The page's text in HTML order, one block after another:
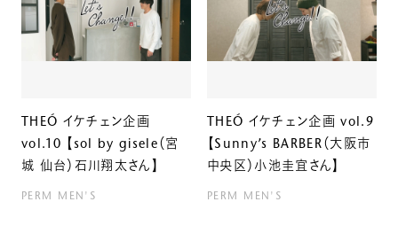
THEÓ イケチェン企画
vol.10 【sol by gisele（宮
城 仙台）石川翔太さん】
PERM MEN'S
THEÓ イケチェン企画 vol.9
【Sunny’s BARBER（大阪市
中央区）小池圭宜さん】
PERM MEN'S